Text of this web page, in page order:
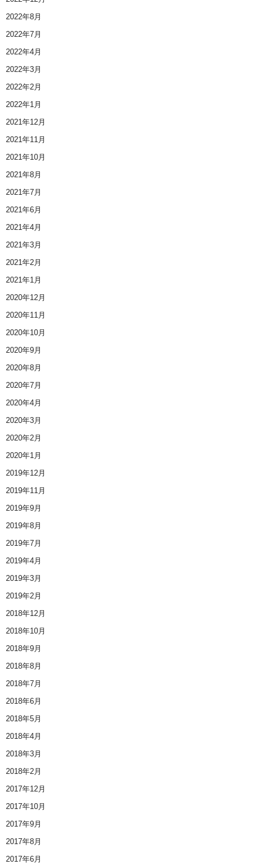
2022年8月
2022年7月
2022年4月
2022年3月
2022年2月
2022年1月
2021年12月
2021年11月
2021年10月
2021年8月
2021年7月
2021年6月
2021年4月
2021年3月
2021年2月
2021年1月
2020年12月
2020年11月
2020年10月
2020年9月
2020年8月
2020年7月
2020年4月
2020年3月
2020年2月
2020年1月
2019年12月
2019年11月
2019年9月
2019年8月
2019年7月
2019年4月
2019年3月
2019年2月
2018年12月
2018年10月
2018年9月
2018年8月
2018年7月
2018年6月
2018年5月
2018年4月
2018年3月
2018年2月
2017年12月
2017年10月
2017年9月
2017年8月
2017年6月